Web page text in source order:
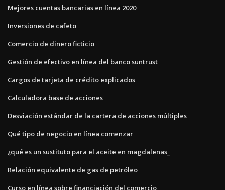
Mejores cuentas bancarias en línea 2020
Inversiones de cafeto
Comercio de dinero ficticio
Gestión de efectivo en línea del banco suntrust
Cargos de tarjeta de crédito explicados
Calculadora base de acciones
Desviación estándar de la cartera de acciones múltiples
Qué tipo de negocio en línea comenzar
¿qué es un sustituto para el aceite en magdalenas_
Relación equivalente de gas de petróleo
Curso en línea sobre financiación del comercio